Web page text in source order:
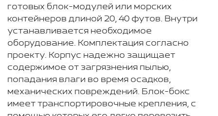
готовых блок-модулей или морских
контейнеров длиной 20, 40 футов. Внутри
устанавливается необходимое
оборудование. Комплектация согласно
проекту. Корпус надежно защищает
содержимое от загрязнения пылью,
попадания влаги во время осадков,
механических повреждений. Блок-бокс
имеет транспортировочные крепления, с